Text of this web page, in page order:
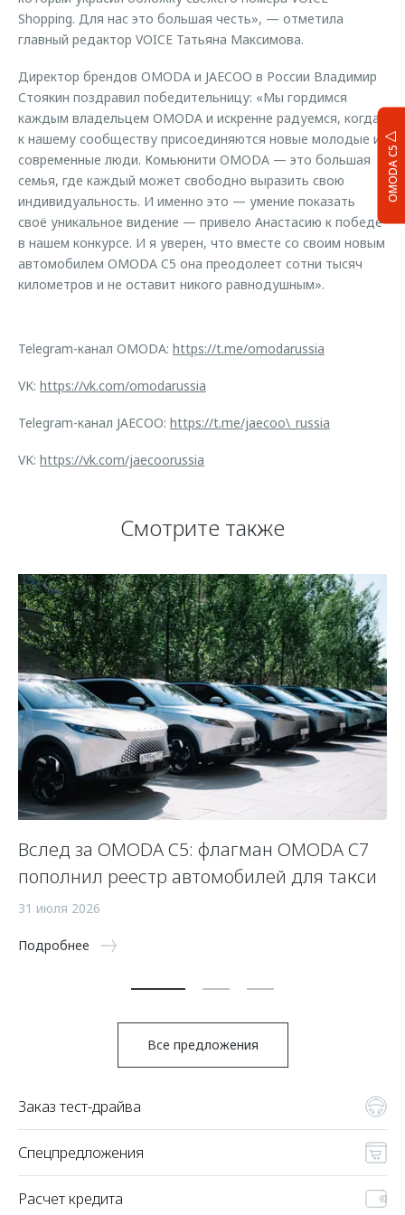
OMODA C5
Shopping. Для нас это большая честь», — отметила
главный редактор VOICE Татьяна Максимова.
Директор брендов OMODA и JAECOO в России Владимир
Стоякин поздравил победительницу: «Мы гордимся
каждым владельцем OMODA и искренне радуемся, когда
к нашему сообществу присоединяются новые молодые и
современные люди. Комьюнити OMODA — это большая
семья, где каждый может свободно выразить свою
индивидуальность. И именно это — умение показать
своё уникальное видение — привело Анастасию к победе
в нашем конкурсе. И я уверен, что вместе со своим новым
автомобилем OMODA C5 она преодолеет сотни тысяч
километров и не оставит никого равнодушным».
Telegram-канал OMODA: https://t.me/omodarussia
VK: https://vk.com/omodarussia
Telegram-канал JAECOO: https://t.me/jaecoo\_russia
VK: https://vk.com/jaecoorussia
Смотрите также
Вслед за OMODA C5: флагман OMODA C7
пополнил реестр автомобилей для такси
31 июля 2026
Подробнее
Все предложения
Заказ тест-драйва
Спецпредложения
Расчет кредита